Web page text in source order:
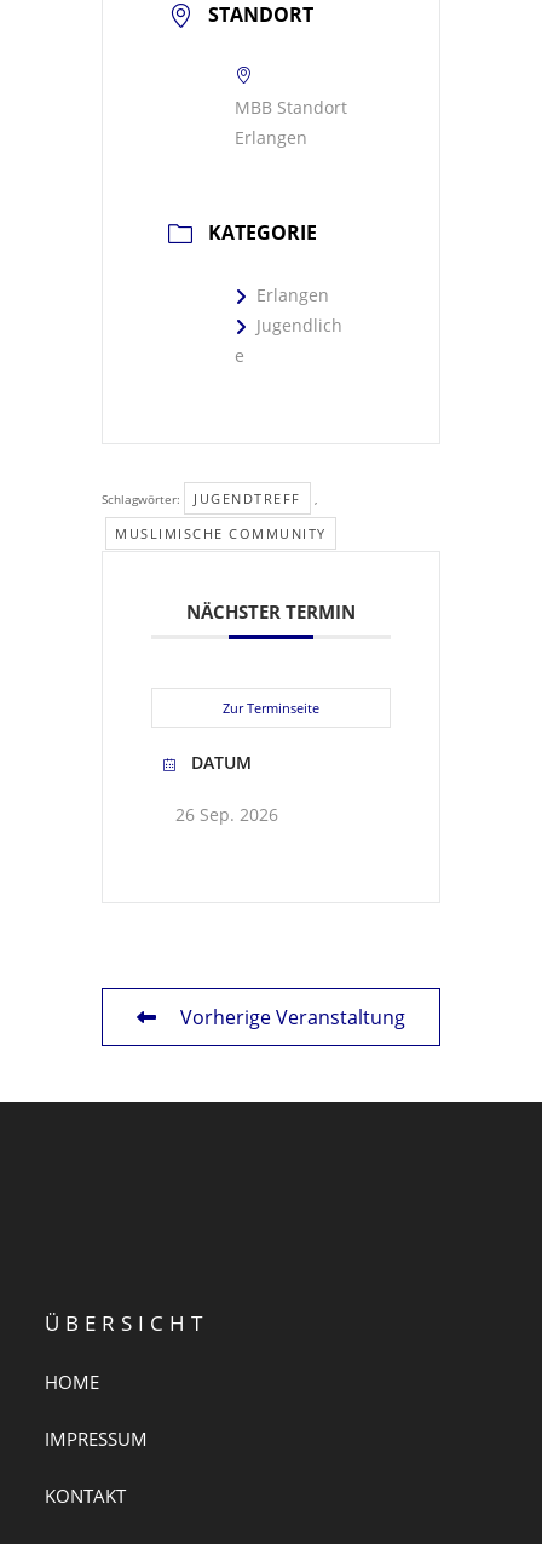
STANDORT
MBB Standort
Erlangen
KATEGORIE
Erlangen
Jugendlich
e
Schlagwörter: JUGENDTREFF ,
MUSLIMISCHE COMMUNITY
NÄCHSTER TERMIN
Zur Terminseite
DATUM
26 Sep. 2026
Vorherige Veranstaltung
ÜBERSICHT
HOME
IMPRESSUM
KONTAKT